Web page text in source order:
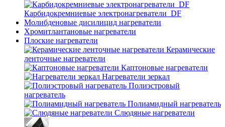
Карбидокремниевые электронагреватели_DF
Молибденовые дисилицид нагреватели
Хромитлантановые нагреватели
Плоские нагреватели
Керамические
ленточные нагреватели
Каптоновые нагреватели
Нагреватели зеркал
Полиэстровый
нагреватель
Полиамидный нагреватель
Слюдяные нагреватели